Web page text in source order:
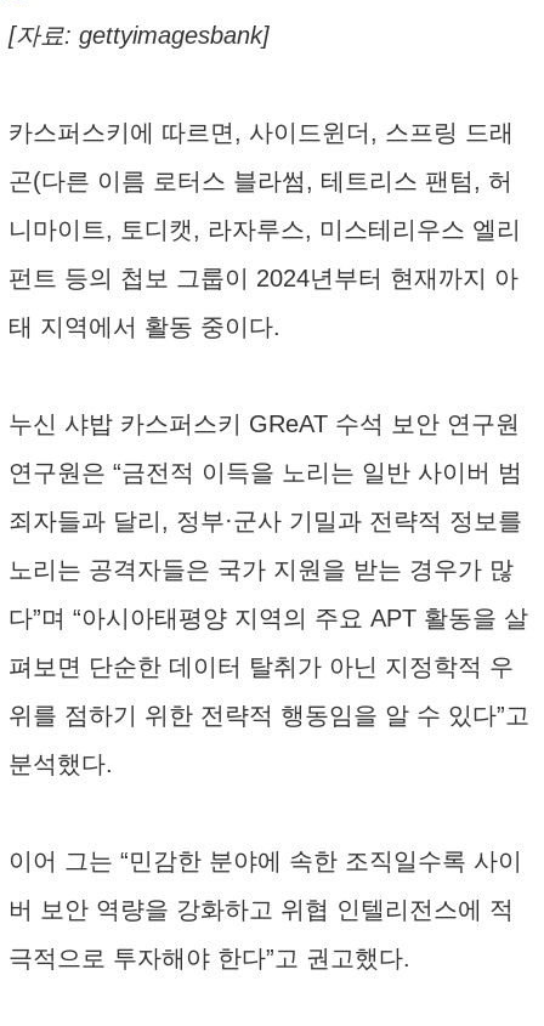
[자료: gettyimagesbank]
카스퍼스키에 따르면, 사이드윈더, 스프링 드래
곤(다른 이름 로터스 블라썸, 테트리스 팬텀, 허
니마이트, 토디캣, 라자루스, 미스테리우스 엘리
펀트 등의 첩보 그룹이 2024년부터 현재까지 아
태 지역에서 활동 중이다.
누신 샤밥 카스퍼스키 GReAT 수석 보안 연구원
연구원은 “금전적 이득을 노리는 일반 사이버 범
죄자들과 달리, 정부·군사 기밀과 전략적 정보를
노리는 공격자들은 국가 지원을 받는 경우가 많
다”며 “아시아태평양 지역의 주요 APT 활동을 살
펴보면 단순한 데이터 탈취가 아닌 지정학적 우
위를 점하기 위한 전략적 행동임을 알 수 있다”고
분석했다.
이어 그는 “민감한 분야에 속한 조직일수록 사이
버 보안 역량을 강화하고 위협 인텔리전스에 적
극적으로 투자해야 한다”고 권고했다.